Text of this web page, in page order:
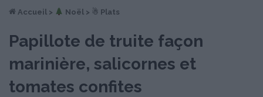
Accueil > ︎ Noël > ☃ Plats
Papillote de truite façon
marinière, salicornes et
tomates confites